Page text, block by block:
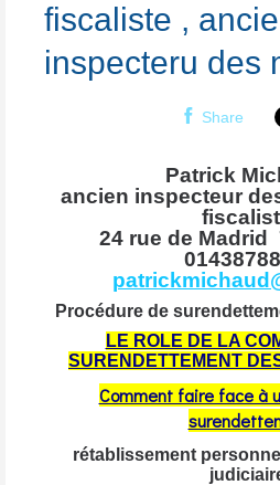
fiscaliste ,
inspecteru des
Share
Patrick
ancien inspecteur
24 rue de Madrid
Procédure de
LE ROLE DE LA
SURENDETTEMENT
Comment faire face à
rétablissement